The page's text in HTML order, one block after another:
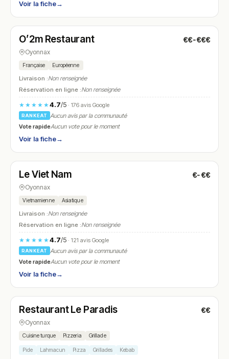
Voir la fiche→
N° 17
O’2m Restaurant €€-€€€
Oyonnax
Française Européenne
Livraison :Non renseignée
Réservation en ligne :Non renseignée
★★★★★4.7/5· 176 avis Google
RANKEAT
Aucun avis par la communauté
Vote rapideAucun vote pour le moment
Voir la fiche→
N° 18
Le Viet Nam €-€€
Oyonnax
Vietnamienne Asiatique
Livraison :Non renseignée
Réservation en ligne :Non renseignée
★★★★★4.7/5· 121 avis Google
RANKEAT
Aucun avis par la communauté
Vote rapideAucun vote pour le moment
Voir la fiche→
N° 19
Restaurant Le Paradis €€
Oyonnax
Cuisine turque Pizzeria Grillade
Pide Lahmacun Pizza Grillades Kebab